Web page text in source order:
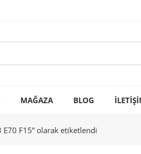
MAĞAZA BLOG
E70 F15” olarak etiketlendi